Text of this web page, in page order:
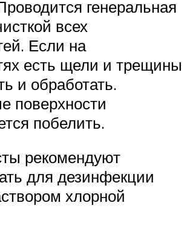
генеральная
всех
Если на
есть щели и трещины
и обработать.
поверхности
побелить.
рекомендуют
для дезинфекции
хлорной